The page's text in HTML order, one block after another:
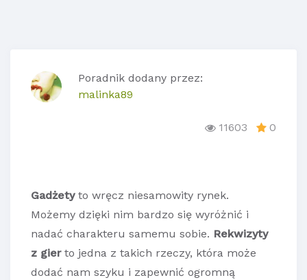
Poradnik dodany przez:
malinka89
11603 0
Gadżetyto wręcz niesamowity rynek.
Możemy dzięki nim bardzo się wyróżnić i
nadać charakteru samemu sobie. Rekwizyty
z gierto jedna z takich rzeczy, która może
dodać nam szyku i zapewnić ogromną